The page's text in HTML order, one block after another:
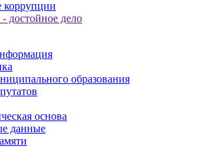
образования
основа
данные